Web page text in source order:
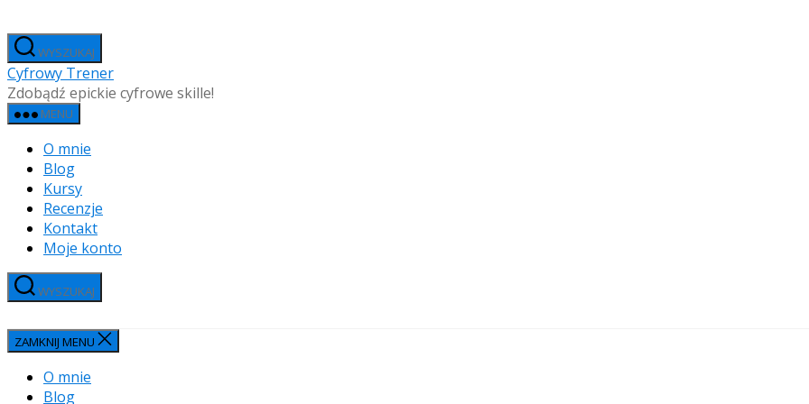
do
treściWYSZUKAJ
Cyfrowy Trener
Zdobądź epickie cyfrowe skille!
MENU
O mnie
Blog
Kursy
Recenzje
Kontakt
Moje konto
WYSZUKAJ
ZAMKNIJ MENU
O mnie
Blog